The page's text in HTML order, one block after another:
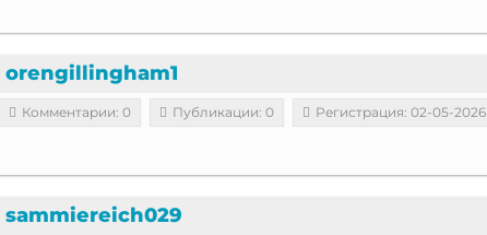
orengillingham1
Комментарии: 0 Публикации: 0 Регистрация: 02-05-2026
sammiereich029